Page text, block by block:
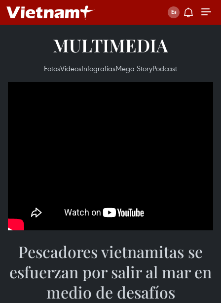
MULTIMEDIA
FotosVideosInfografíasMega StoryPodcast
Pescadores vietnamitas se
esfuerzan por salir al mar en
medio de desafíos